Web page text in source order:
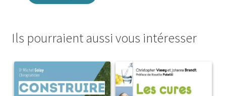
Ils pourraient aussi vous intéresser